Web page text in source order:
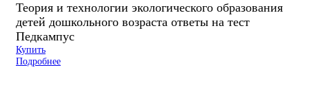
Теория и технологии экологического образования
детей дошкольного возраста ответы на тест
Педкампус
Купить
Подробнее